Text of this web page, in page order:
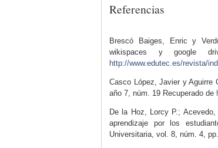
Referencias
Brescó Baiges, Enric y
wikispaces y google
http://www.edutec.es/revista/
Casco López, Javier y Aguirre
año 7, núm. 19 Recuperado de
De la Hoz, Lorcy P.;
aprendizaje por los
Universitaria, vol. 8, núm. 4,